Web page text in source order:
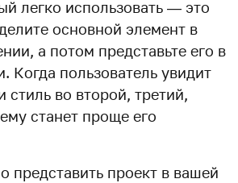
легко использовать — это
основной элемент в
а потом представьте его в
Когда пользователь увидит
во второй, третий,
станет проще его
представить проект в вашей